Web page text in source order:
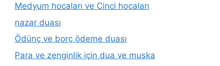
Medyum hocaları ve Cinci hocaları
nazar duası
Ödünç ve borç ödeme duası
Para ve zenginlik için dua ve muska